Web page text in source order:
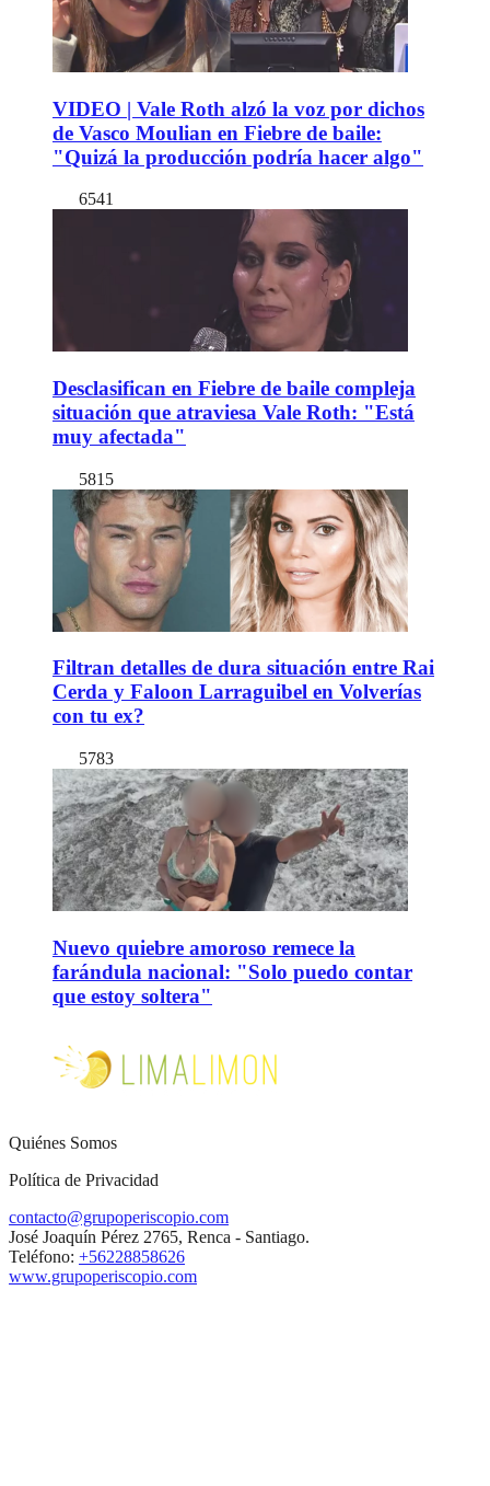
VIDEO | Vale Roth alzó la voz por dichos
de Vasco Moulian en Fiebre de baile:
"Quizá la producción podría hacer algo"
6541
Desclasifican en Fiebre de baile compleja
situación que atraviesa Vale Roth: "Está
muy afectada"
5815
Filtran detalles de dura situación entre Rai
Cerda y Faloon Larraguibel en Volverías
con tu ex?
5783
Nuevo quiebre amoroso remece la
farándula nacional: "Solo puedo contar
que estoy soltera"
Quiénes Somos
Política de Privacidad
contacto@grupoperiscopio.com
José Joaquín Pérez 2765, Renca - Santiago.
Teléfono: +56228858626
www.grupoperiscopio.com